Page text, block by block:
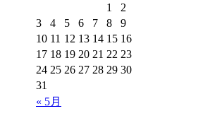
« 5月
1
2
3
4 5 6 7 8
9
10 11 12 13 14 15 16
17 18 19 20 21 22 23
24 25 26 27 28 29 30
31